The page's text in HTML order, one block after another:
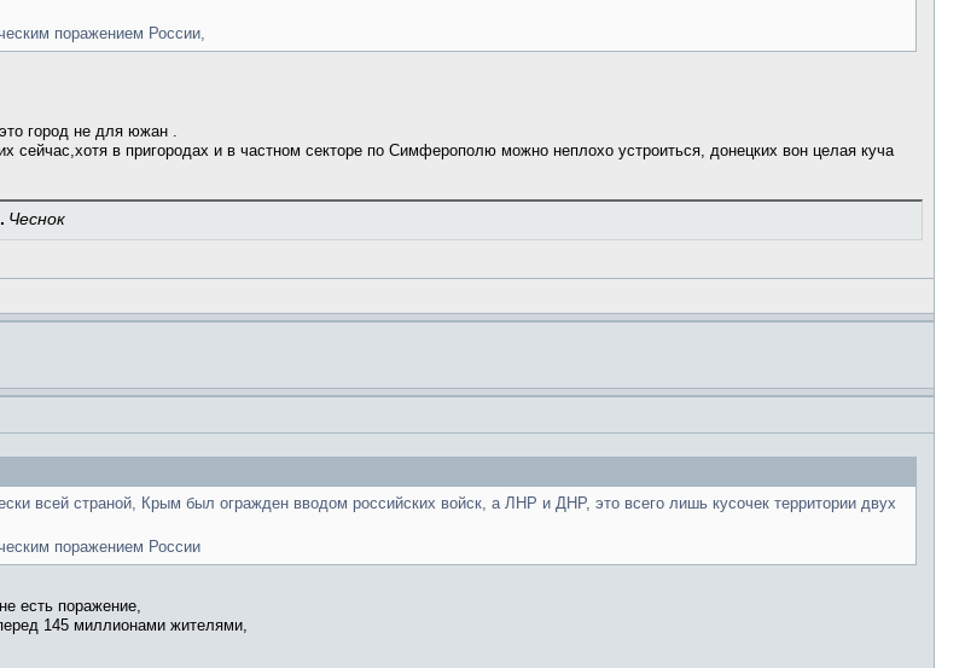
поражением России,
город не для южан .
сейчас,хотя в пригородах и в частном секторе по Симферополю можно неплохо устроиться, донецких вон целая куча
Чеснок
всей страной, Крым был огражден вводом российских войск, а ЛНР и ДНР, это всего лишь кусочек территории двух
поражением России
есть поражение,
145 миллионами жителями,